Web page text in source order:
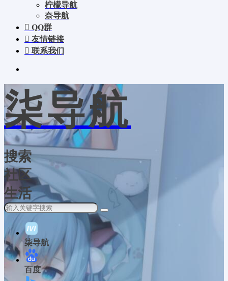
柠檬导航
奈导航
QQ群
友情链接
联系我们
柒导航
搜索
社区
生活
柒导航
百度